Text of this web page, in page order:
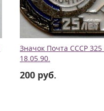
Значок Почта СССР 325
18.05.90.
200 руб.